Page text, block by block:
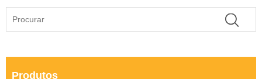
Produtos